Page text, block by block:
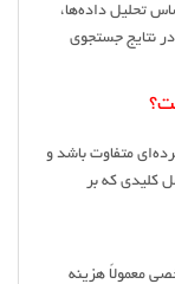
تحلیل داده‌ها،
نتایج جستجوی
متفاوت باشد و
کلیدی که بر
معمولاً هزینه